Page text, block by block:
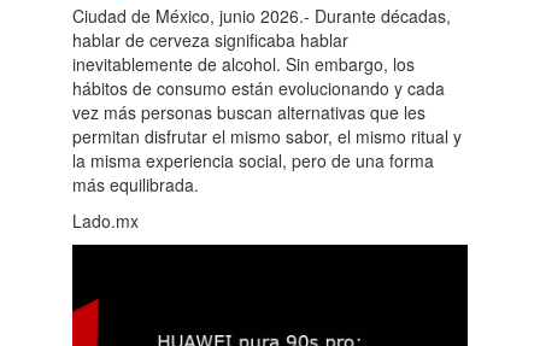
Ciudad de México, junio 2026.- Durante décadas,
hablar de cerveza significaba hablar
inevitablemente de alcohol. Sin embargo, los
hábitos de consumo están evolucionando y cada
vez más personas buscan alternativas que les
permitan disfrutar el mismo sabor, el mismo ritual y
la misma experiencia social, pero de una forma
más equilibrada.
Lado.mx